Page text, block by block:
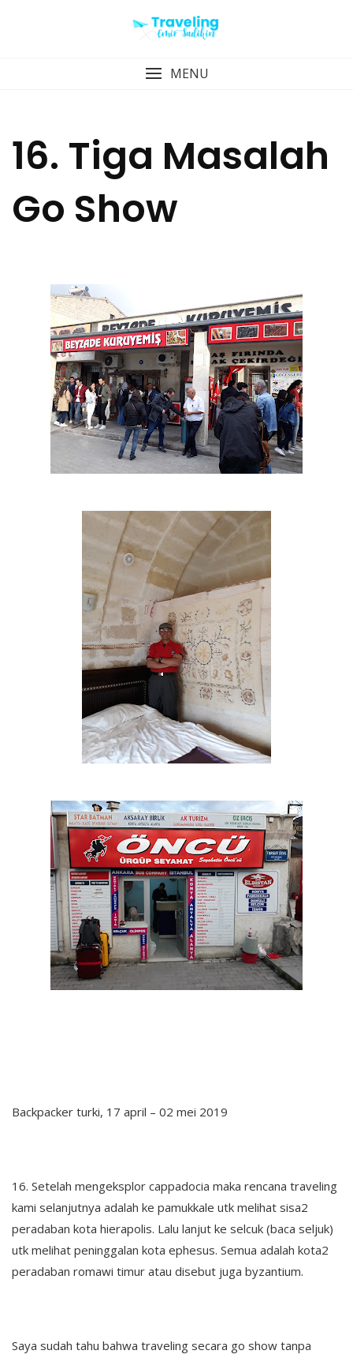
MENU
16. Tiga Masalah
Go Show
Backpacker turki, 17 april – 02 mei 2019
16. Setelah mengeksplor cappadocia maka rencana traveling
kami selanjutnya adalah ke pamukkale utk melihat sisa2
peradaban kota hierapolis. Lalu lanjut ke selcuk (baca seljuk)
utk melihat peninggalan kota ephesus. Semua adalah kota2
peradaban romawi timur atau disebut juga byzantium.
Saya sudah tahu bahwa traveling secara go show tanpa